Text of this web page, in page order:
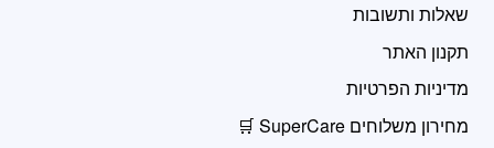
שאלות ותשובות
תקנון האתר
מדיניות הפרטיות
מחירון משלוחים SuperCare 🛒